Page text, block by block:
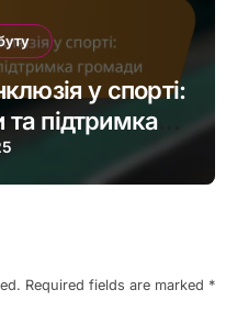
у спорті:
та підтримка
Required fields are marked *